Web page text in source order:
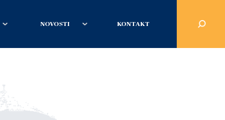
NOVOSTI KONTAKT